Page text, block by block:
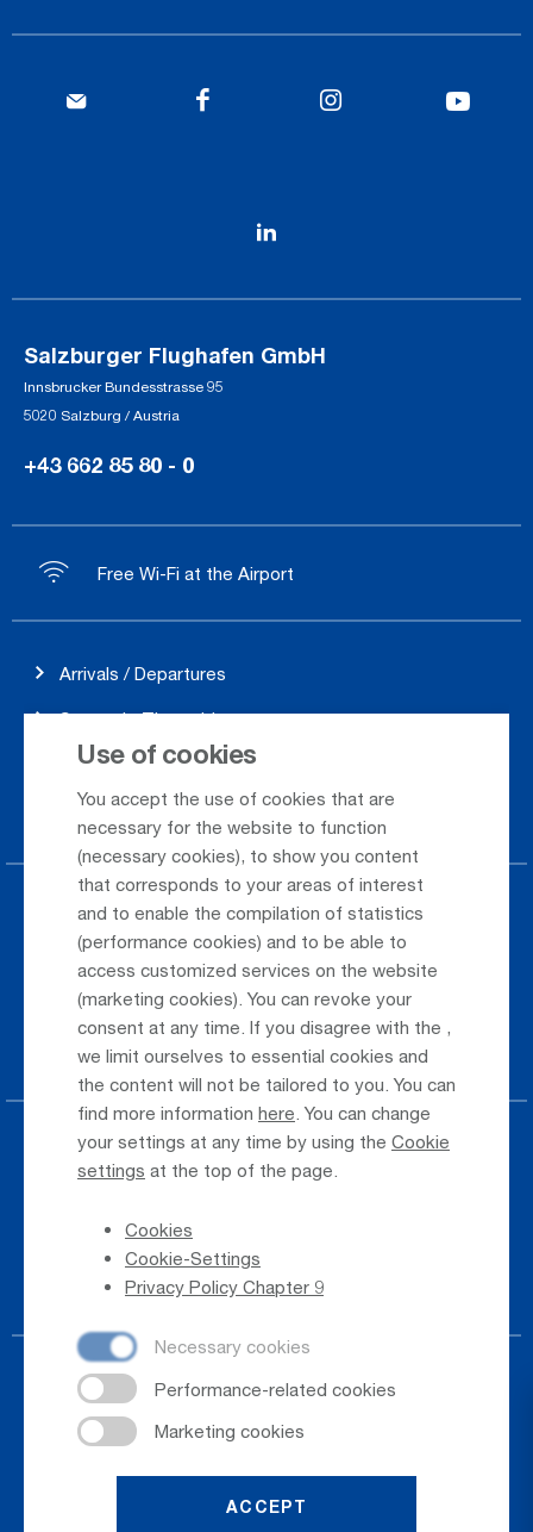
Use of cookies
You accept the use of cookies that are
necessary for the website to function
(necessary cookies), to show you content
that corresponds to your areas of interest
and to enable the compilation of statistics
(performance cookies) and to be able to
access customized services on the website
(marketing cookies). You can revoke your
consent at any time. If you disagree with the ,
we limit ourselves to essential cookies and
the content will not be tailored to you. You can
find more information here . You can change
your settings at any time by using the Cookie
settings at the top of the page.
Cookies
Cookie-Settings
Privacy Policy Chapter 9
ACCEPT
Salzburger Flughafen GmbH
Innsbrucker Bundesstrasse 95
5020 Salzburg / Austria
+43 662 85 80 - 0
Free Wi-Fi at the Airport
Arrivals / Departures
Season's Timetable
Webcam
Car Rental
Parking at the airport
Public Transportation
Taxi & Shuttle Transfer
Jobs & Careers
Press
Phone Directory
Newsletter Registration
Salzburger Flughafen GmbH